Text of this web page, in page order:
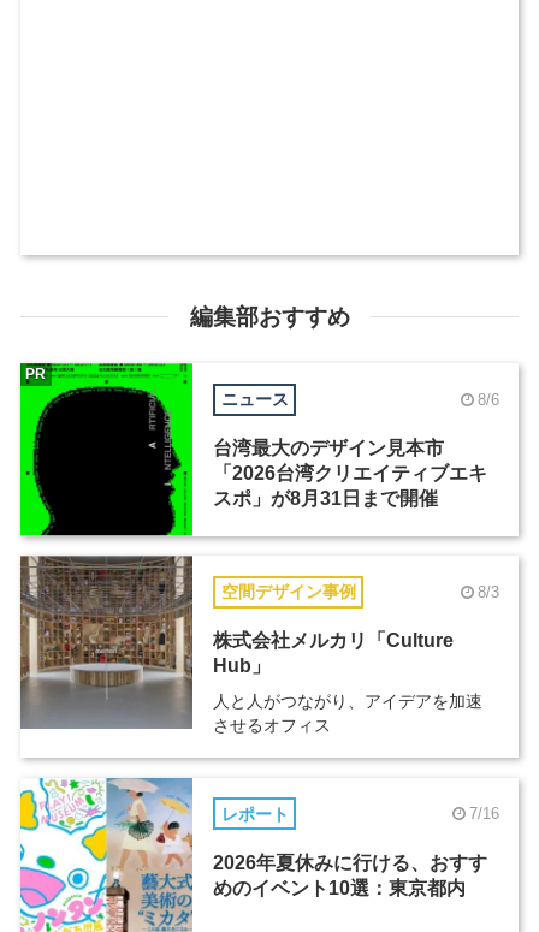
編集部おすすめ
ニュース 8/6
台湾最大のデザイン見本市
「2026台湾クリエイティブエキ
スポ」が8月31日まで開催
PR
空間デザイン事例 8/3
株式会社メルカリ「Culture
Hub」
人と人がつながり、アイデアを加速
させるオフィス
レポート 7/16
2026年夏休みに行ける、おすす
めのイベント10選：東京都内